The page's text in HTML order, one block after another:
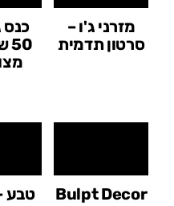
מזרני ג'ו –
סרטון תדמית
כנס
Bulpt Decor
טבע